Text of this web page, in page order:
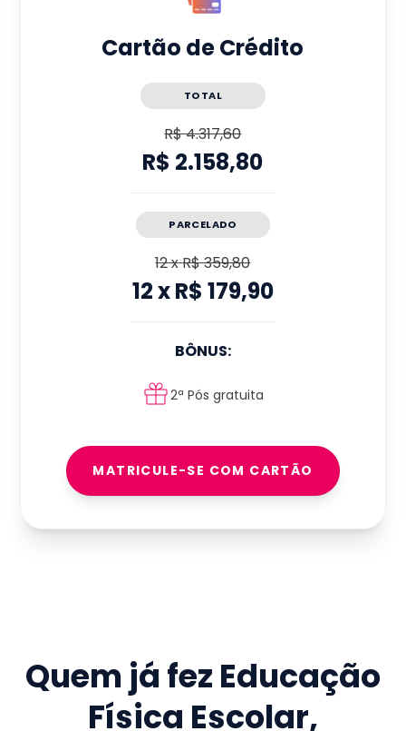
Cartão de Crédito
TOTAL
R$ 4.317,60
R$ 2.158,80
PARCELADO
12xR$ 359,80
12xR$ 179,90
BÔNUS:
2ª Pós gratuita
MATRICULE-SE COM CARTÃO
Quem já fez Educação
Física Escolar,